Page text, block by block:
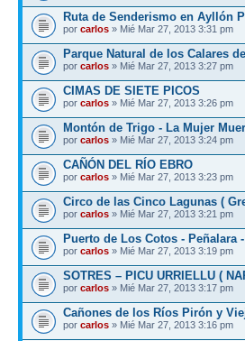
Ruta de Senderismo en Ayllón
por carlos » Mié Mar 27, 2013 3:31 pm
Parque Natural de los Calares
por carlos » Mié Mar 27, 2013 3:27 pm
CIMAS DE SIETE PICOS
por carlos » Mié Mar 27, 2013 3:26 pm
Montón de Trigo - La Mujer
por carlos » Mié Mar 27, 2013 3:24 pm
CAÑÓN DEL RÍO EBRO
por carlos » Mié Mar 27, 2013 3:23 pm
Circo de las Cinco Lagunas (
por carlos » Mié Mar 27, 2013 3:21 pm
Puerto de Los Cotos - Peñalara
por carlos » Mié Mar 27, 2013 3:19 pm
SOTRES – PICU URRIELLU (
por carlos » Mié Mar 27, 2013 3:17 pm
Cañones de los Ríos Pirón y
por carlos » Mié Mar 27, 2013 3:16 pm